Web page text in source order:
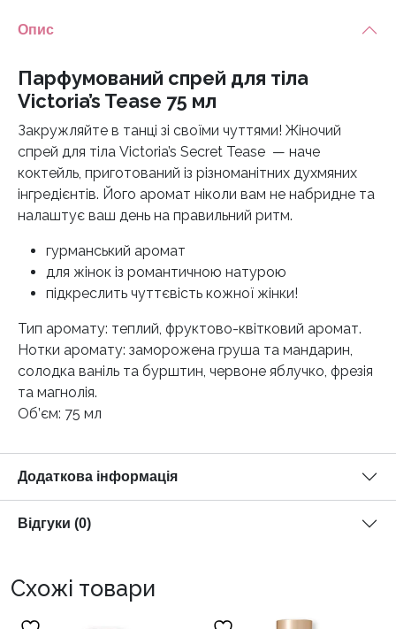
Опис
Парфумований спрей для тіла
Victoria’s Tease 75 мл
Закружляйте в танці зі своїми чуттями! Жіночий
спрей для тіла Victoria’s Secret Tease — наче
коктейль, приготований із різноманітних духмяних
інгредієнтів. Його аромат ніколи вам не набридне та
налаштує ваш день на правильний ритм.
гурманський аромат
для жінок із романтичною натурою
підкреслить чуттєвість кожної жінки!
Тип аромату: теплий, фруктово-квітковий аромат.
Нотки аромату: заморожена груша та мандарин,
солодка ваніль та бурштин, червоне яблучко, фрезія
та магнолія.
Об’єм: 75 мл
Додаткова інформація
Відгуки (0)
Схожі товари